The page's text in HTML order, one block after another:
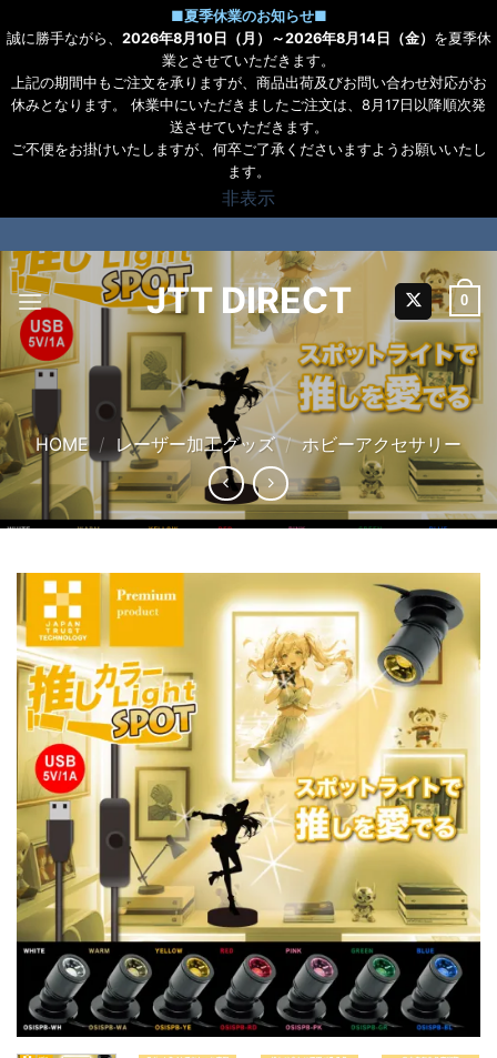
■夏季休業のお知らせ■
誠に勝手ながら、 2026年8月10日（月）～2026年8月14日（金） を夏季休
業とさせていただきます。
上記の期間中もご注文を承りますが、商品出荷及びお問い合わせ対応がお
休みとなります。 休業中にいただきましたご注文は、8月17日以降順次発
送させていただきます。
ご不便をお掛けいたしますが、何卒ご了承くださいますようお願いいたし
ます。
非表示
to
content
JTT DIRECT 0
HOME / レーザー加工グッズ / ホビーアクセサリー